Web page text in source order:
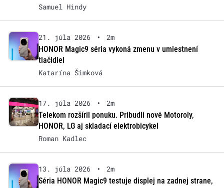
Samuel Hindy
21. júla 2026 •
2m
HONOR Magic9 séria vykoná zmenu v umiestnení
tlačidiel
Katarína Šimková
17. júla 2026 •
2m
Telekom rozšíril ponuku. Pribudli nové Motoroly,
HONOR, LG aj skladací elektrobicykel
Roman Kadlec
13. júla 2026 •
2m
Séria HONOR Magic9 testuje displej na zadnej strane,